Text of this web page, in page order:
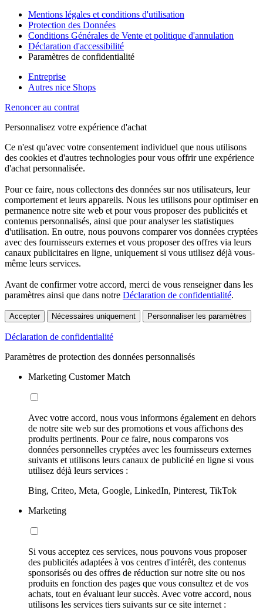
Mentions légales et conditions d'utilisation
Protection des Données
Conditions Générales de Vente et politique d'annulation
Déclaration d'accessibilité
Paramètres de confidentialité
Entreprise
Autres nice Shops
Renoncer au contrat
Personnalisez votre expérience d'achat
Ce n'est qu'avec votre consentement individuel que nous utilisons
des cookies et d'autres technologies pour vous offrir une expérience
d'achat personnalisée.
Pour ce faire, nous collectons des données sur nos utilisateurs, leur
comportement et leurs appareils. Nous les utilisons pour optimiser en
permanence notre site web et pour vous proposer des publicités et
contenus personnalisés, ainsi que pour analyser les statistiques
d'utilisation. En outre, nous pouvons comparer vos données cryptées
avec des fournisseurs externes et vous proposer des offres via leurs
canaux publicitaires en ligne, uniquement si vous utilisez déjà vous-
même leurs services.
Avant de confirmer votre accord, merci de vous renseigner dans les
paramètres ainsi que dans notre Déclaration de confidentialité.
Accepter Nécessaires uniquement Personnaliser les paramètres
Déclaration de confidentialité
Paramètres de protection des données personnalisés
Marketing Customer Match
Avec votre accord, nous vous informons également en dehors
de notre site web sur des promotions et vous affichons des
produits pertinents. Pour ce faire, nous comparons vos
données personnelles cryptées avec les fournisseurs externes
suivants et utilisons leurs canaux de publicité en ligne si vous
utilisez déjà leurs services :
Bing, Criteo, Meta, Google, LinkedIn, Pinterest, TikTok
Marketing
Si vous acceptez ces services, nous pouvons vous proposer
des publicités adaptées à vos centres d'intérêt, des contenus
sponsorisés ou des offres de réduction sur notre site ou nos
produits en fonction des pages que vous consultez et de vos
achats, tout en évaluant leur succès. Avec votre accord, nous
utilisons les services tiers suivants sur ce site internet :